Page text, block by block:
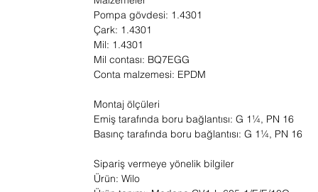
Pompa gövdesi: 1.4301
Çark: 1.4301
Mil: 1.4301
Mil contası: BQ7EGG
Conta malzemesi: EPDM
Montaj ölçüleri
Emiş tarafında boru bağlantısı: G 1¼, PN 16
Basınç tarafında boru bağlantısı: G 1¼, PN 16
Sipariş vermeye yönelik bilgiler
Ürün: Wilo